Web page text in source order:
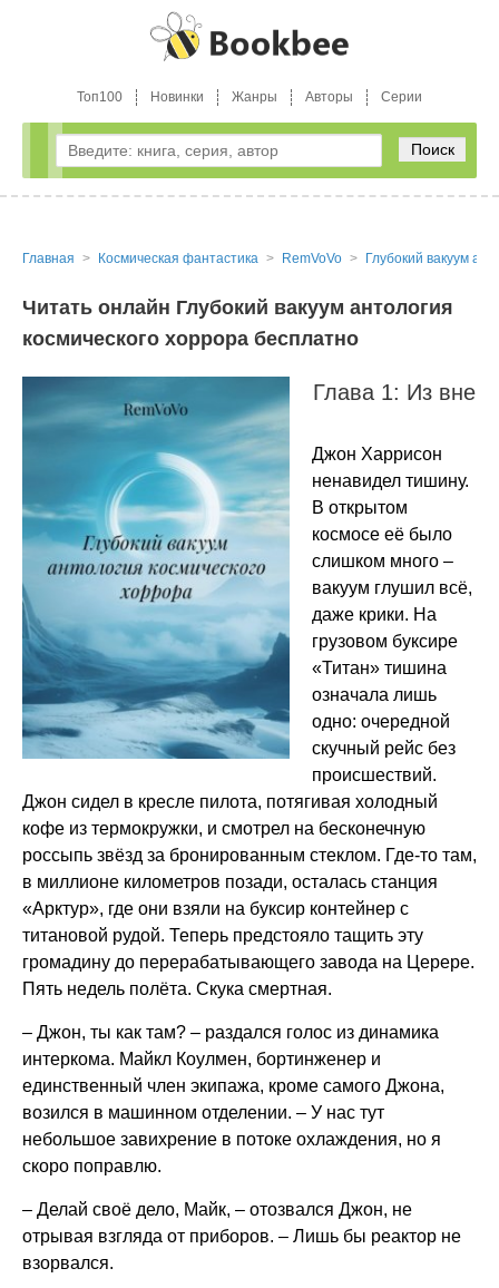
Топ100 Новинки Жанры Авторы Серии
Поиск
Главная Космическая фантастика RemVoVo Глубокий вакуум
Читать онлайн Глубокий вакуум антология
космического хоррора бесплатно
Глава 1: Из вне
Джон Харрисон
ненавидел тишину.
В открытом
космосе её было
слишком много –
вакуум глушил всё,
даже крики. На
грузовом буксире
«Титан» тишина
означала лишь
одно: очередной
скучный рейс без
происшествий.
Джон сидел в кресле пилота, потягивая холодный
кофе из термокружки, и смотрел на бесконечную
россыпь звёзд за бронированным стеклом. Где-то там,
в миллионе километров позади, осталась станция
«Арктур», где они взяли на буксир контейнер с
титановой рудой. Теперь предстояло тащить эту
громадину до перерабатывающего завода на Церере.
Пять недель полёта. Скука смертная.
– Джон, ты как там? – раздался голос из динамика
интеркома. Майкл Коулмен, бортинженер и
единственный член экипажа, кроме самого Джона,
возился в машинном отделении. – У нас тут
небольшое завихрение в потоке охлаждения, но я
скоро поправлю.
– Делай своё дело, Майк, – отозвался Джон, не
отрывая взгляда от приборов. – Лишь бы реактор не
взорвался.